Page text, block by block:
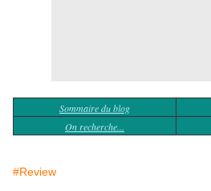
Sommaire du blog
On recherche...
#Review